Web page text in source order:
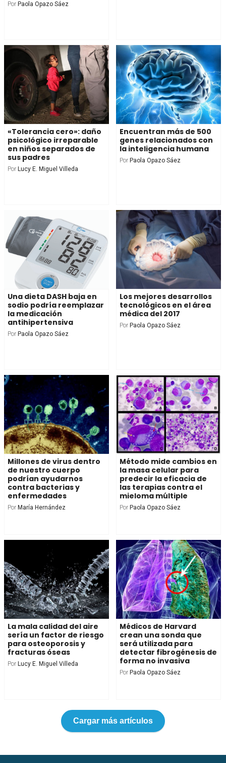
Por Paola Opazo Sáez
«Tolerancia cero»: daño
psicológico irreparable
en niños separados de
sus padres
Por Lucy E. Miguel Villeda
Encuentran más de 500
genes relacionados con
la inteligencia humana
Por Paola Opazo Sáez
Una dieta DASH baja en
sodio podría reemplazar
la medicación
antihipertensiva
Por Paola Opazo Sáez
Los mejores desarrollos
tecnológicos en el área
médica del 2017
Por Paola Opazo Sáez
Millones de virus dentro
de nuestro cuerpo
podrían ayudarnos
contra bacterias y
enfermedades
Por María Hernández
Método mide cambios en
la masa celular para
predecir la eficacia de
las terapias contra el
mieloma múltiple
Por Paola Opazo Sáez
La mala calidad del aire
sería un factor de riesgo
para osteoporosis y
fracturas óseas
Por Lucy E. Miguel Villeda
Médicos de Harvard
crean una sonda que
será utilizada para
detectar fibrogénesis de
forma no invasiva
Por Paola Opazo Sáez
Cargar más artículos